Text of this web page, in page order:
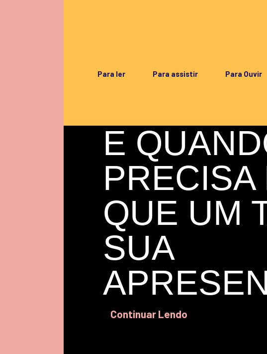
Para ler Para assistir Para Ouvir
E
PRECISA
QUE UM
SUA
Continuar Lendo